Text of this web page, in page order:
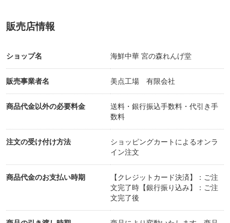
販売店情報
ショップ名 海鮮中華 宮の森れんげ堂
販売事業者名 美点工場 有限会社
商品代金以外の必要料金
送料・銀行振込手数料・代引き手
数料
注文の受け付け方法
ショッピングカートによるオンラ
イン注文
商品代金のお支払い時期
【クレジットカード決済】：ご注
文完了時【銀行振り込み】：ご注
文完了後